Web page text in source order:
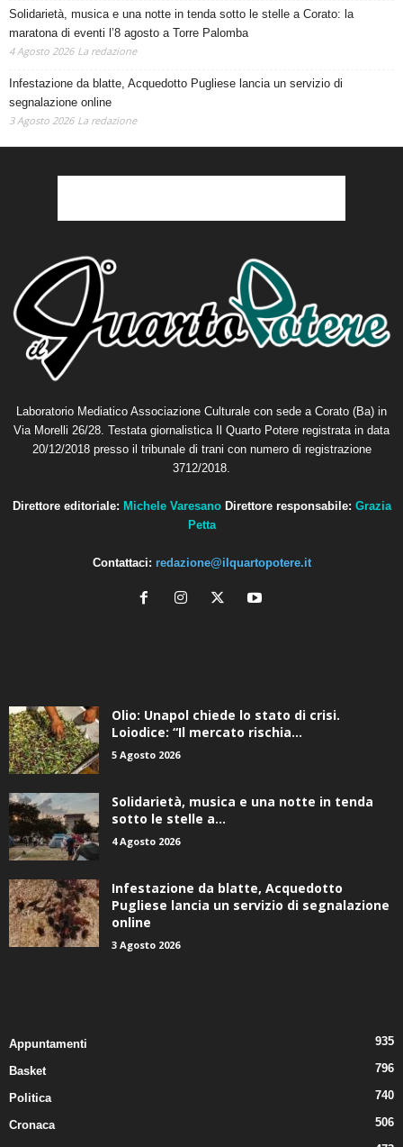
Solidarietà, musica e una notte in tenda sotto le stelle a Corato: la
maratona di eventi l’8 agosto a Torre Palomba
4 Agosto 2026 La redazione
Infestazione da blatte, Acquedotto Pugliese lancia un servizio di
segnalazione online
3 Agosto 2026 La redazione
Laboratorio Mediatico Associazione Culturale con sede a Corato (Ba) in
Via Morelli 26/28. Testata giornalistica Il Quarto Potere registrata in data
20/12/2018 presso il tribunale di trani con numero di registrazione
3712/2018.
Direttore editoriale: Michele Varesano Direttore responsabile: Grazia
Petta
Contattaci: redazione@ilquartopotere.it
Olio: Unapol chiede lo stato di crisi.
Loiodice: “Il mercato rischia...
5 Agosto 2026
Solidarietà, musica e una notte in tenda
sotto le stelle a...
4 Agosto 2026
Infestazione da blatte, Acquedotto
Pugliese lancia un servizio di segnalazione
online
3 Agosto 2026
Appuntamenti 935
Basket 796
Politica 740
Cronaca 506